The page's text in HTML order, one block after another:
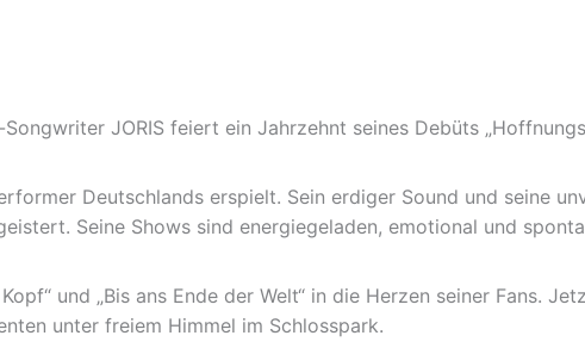
JORIS feiert ein Jahrzehnt seines Debüts
Deutschlands erspielt. Sein erdiger Sound und seine
Seine Shows sind energiegeladen, emotional und
und „Bis ans Ende der Welt“ in die Herzen seiner Fans.
unter freiem Himmel im Schlosspark.